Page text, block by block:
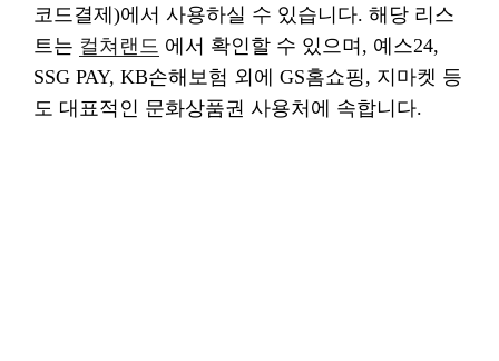
코드결제)에서 사용하실 수 있습니다. 해당 리스
트는 컬쳐랜드 에서 확인할 수 있으며, 예스24,
SSG PAY, KB손해보험 외에 GS홈쇼핑, 지마켓 등
도 대표적인 문화상품권 사용처에 속합니다.